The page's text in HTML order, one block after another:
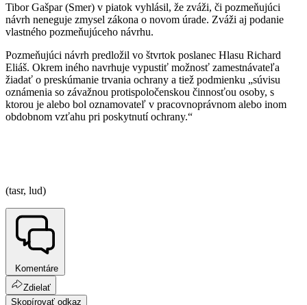
Tibor Gašpar (Smer) v piatok vyhlásil, že zváži, či pozmeňujúci
návrh neneguje zmysel zákona o novom úrade. Zváži aj podanie
vlastného pozmeňujúceho návrhu.
Pozmeňujúci návrh predložil vo štvrtok poslanec Hlasu Richard
Eliáš. Okrem iného navrhuje vypustiť možnosť zamestnávateľa
žiadať o preskúmanie trvania ochrany a tiež podmienku „súvisu
oznámenia so závažnou protispoločenskou činnosťou osoby, s
ktorou je alebo bol oznamovateľ v pracovnoprávnom alebo inom
obdobnom vzťahu pri poskytnutí ochrany.“
(tasr, lud)
Komentáre
Zdielať
Skopírovať odkaz